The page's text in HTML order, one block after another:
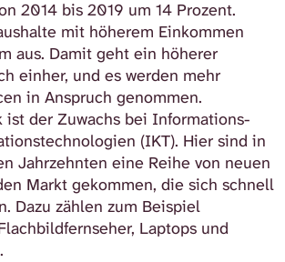
2014 bis 2019 um 14 Prozent.
mit höherem Einkommen
aus. Damit geht ein höherer
einher, und es werden mehr
in Anspruch genommen.
ist der Zuwachs bei Informations-
(IKT). Hier sind in
Jahrzehnten eine Reihe von neuen
Markt gekommen, die sich schnell
Dazu zählen zum Beispiel
Laptops und